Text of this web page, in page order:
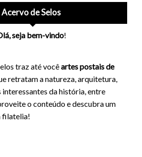
Acervo de Selos
seja bem-vindo!
traz até vocêartes postais de
retratam a natureza, arquitetura,
da história, entre
o conteúdo e descubra um
filatelia!